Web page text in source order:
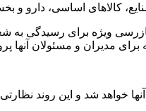
مرکزی همچنین از تشدید اقدامات نظارتی این بانک خبر داد
خواهد شد و این روند